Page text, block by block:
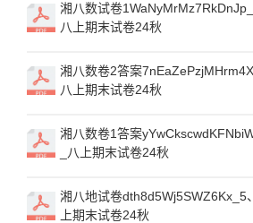
湘八数试卷
八上期末试卷24秋
湘八数卷2答案
八上期末试卷24秋
湘八数卷1答案
_八上期末试卷24秋
湘八地试卷dth8d5Wj5SWZ6Kx_5
上期末试卷24秋